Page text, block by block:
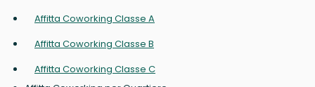
Affitta Coworking Classe A
Affitta Coworking Classe B
Affitta Coworking Classe C